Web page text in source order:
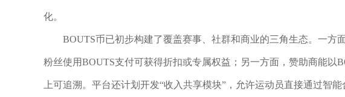
化。
BOUTS币已初步构建了覆盖赛事、社群和商业的三角生态。一方
粉丝使用BOUTS支付可获得折扣或专属权益；另一方面，赞助商能以
上可追溯。平台还计划开发“收入共享模块”，允许运动员直接通过智